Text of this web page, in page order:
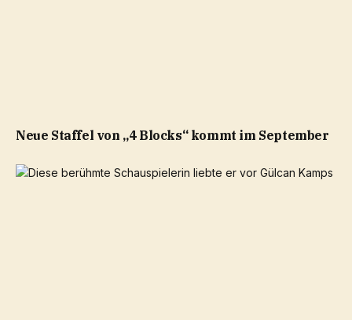
Neue Staffel von „4 Blocks“ kommt im September